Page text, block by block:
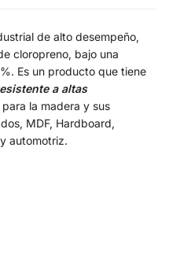
de alto desempeño,
cloropreno, bajo una
Es un producto que tiene
a altas
la madera y sus
MDF, Hardboard,
automotriz.